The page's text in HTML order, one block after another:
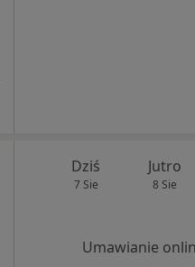
Dziś
7 Sie
Jutro
8 Sie
Umawianie